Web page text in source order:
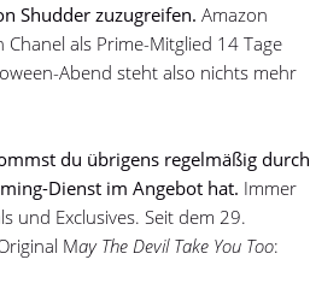
Shudder zuzugreifen. Amazon
als Prime-Mitglied 14 Tage
Abend steht also nichts mehr
du übrigens regelmäßig durch
Dienst im Angebot hat. Immer
und Exclusives. Seit dem 29.
May The Devil Take You Too: